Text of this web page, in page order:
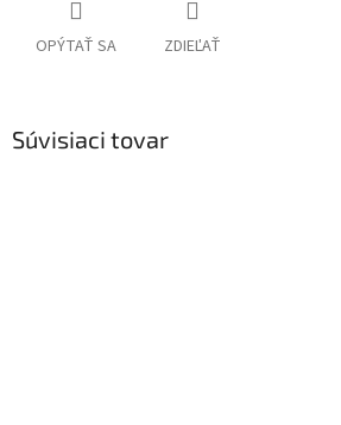
OPÝTAŤ SA ZDIEĽAŤ
Súvisiaci tovar